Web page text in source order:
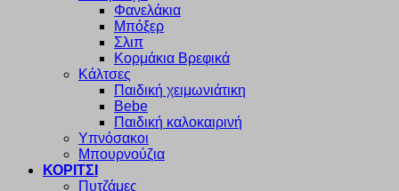
Φανελάκια
Μπόξερ
Σλιπ
Κορμάκια Βρεφικά
Κάλτσες
Παιδική χειμωνιάτικη
Bebe
Παιδική καλοκαιρινή
Υπνόσακοι
Μπουρνούζια
ΚΟΡΙΤΣΙ
Πυτζάμες